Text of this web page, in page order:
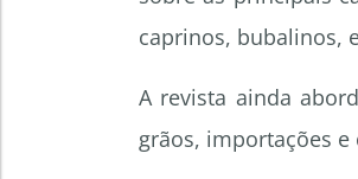
caprinos, bubalinos,
A revista ainda
grãos, importações e